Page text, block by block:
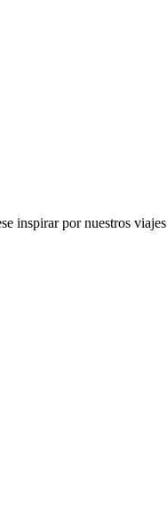
inspirar por nuestros